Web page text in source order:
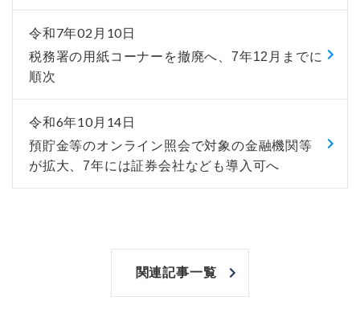
令和7年02月10日
税務署の用紙コーナーを撤廃へ、7年12月までに
順次
令和6年10月14日
預貯金等のオンライン照会で対象の金融機関等
が拡大、7年には証券会社なども導入可へ
関連記事一覧